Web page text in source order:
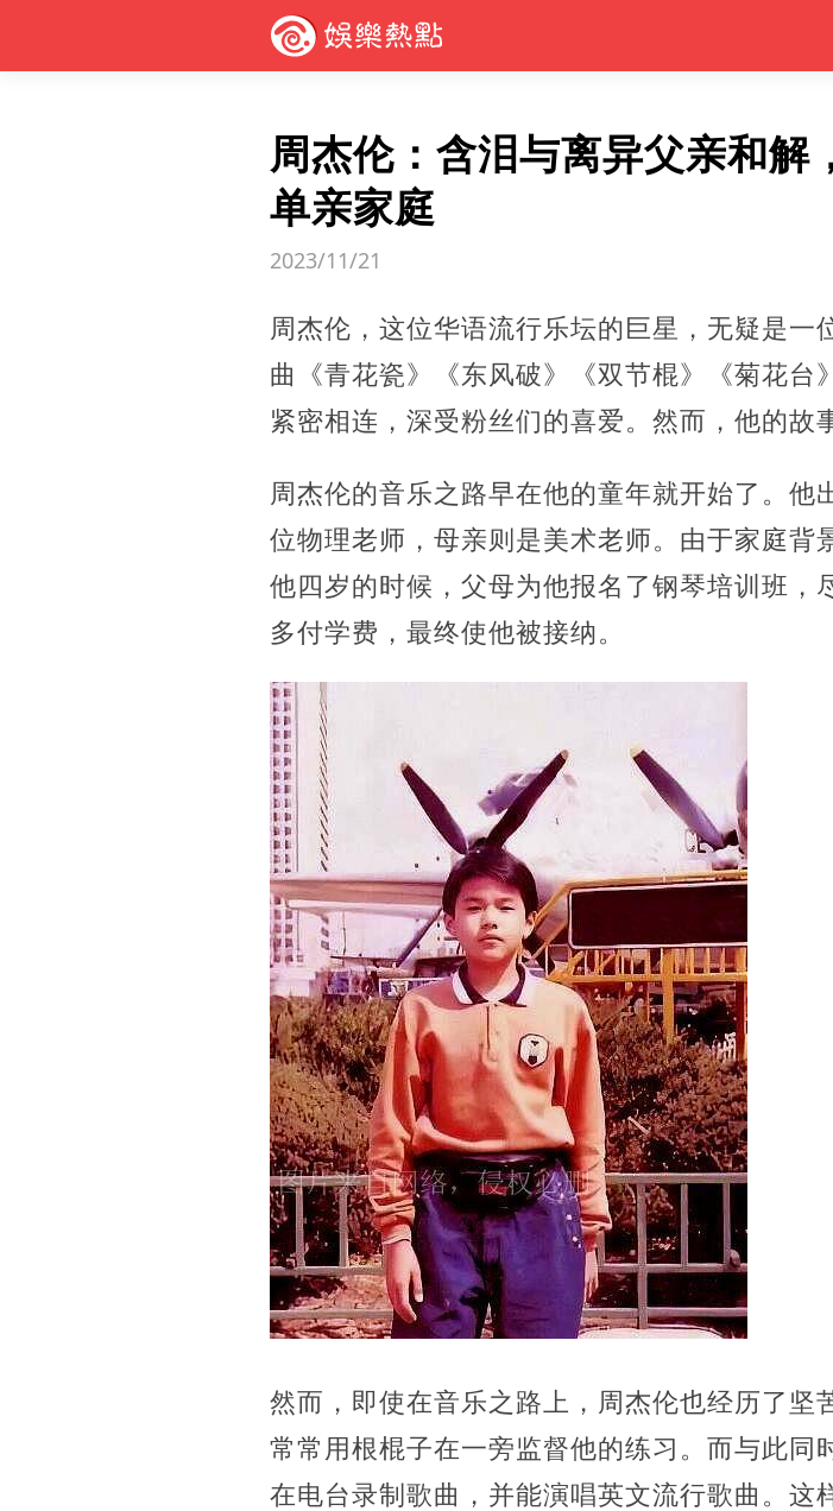
周杰伦：含泪与离异父亲和解
单亲家庭
2023/11/21
周杰伦，这位华语流行乐坛的巨星，无疑是
曲《青花瓷》《东风破》《双节棍》《菊花台
紧密相连， 深受粉丝们的喜爱。然而，他的故
周杰伦的音乐之路早在他的童年就开始了。
位物理老师，母亲则是美术老师。 由于家庭背
他四岁的时候，父母为他报名了钢琴培训班，
多付学费，最终使他被接纳。
然而，即使在音乐之路上，周杰伦也经历了坚
常常用根棍子在一旁监督他的练习。而与此同
在电台录制歌曲，并能演唱英文流行歌曲。这